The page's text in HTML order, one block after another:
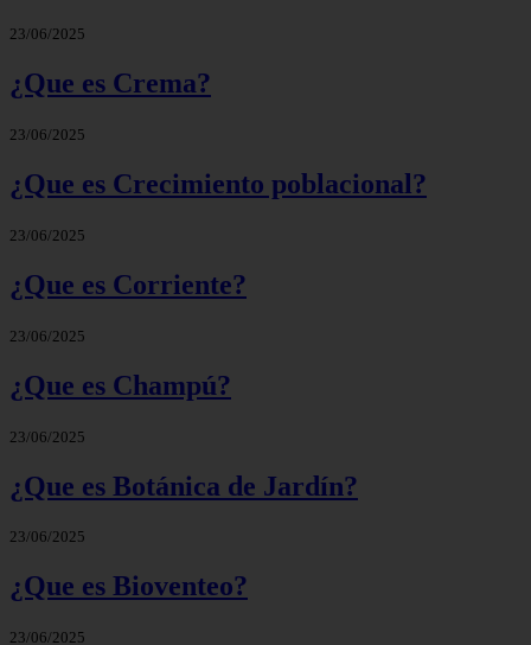
23/06/2025
¿Que es Crema?
23/06/2025
¿Que es Crecimiento poblacional?
23/06/2025
¿Que es Corriente?
23/06/2025
¿Que es Champú?
23/06/2025
¿Que es Botánica de Jardín?
23/06/2025
¿Que es Bioventeo?
23/06/2025